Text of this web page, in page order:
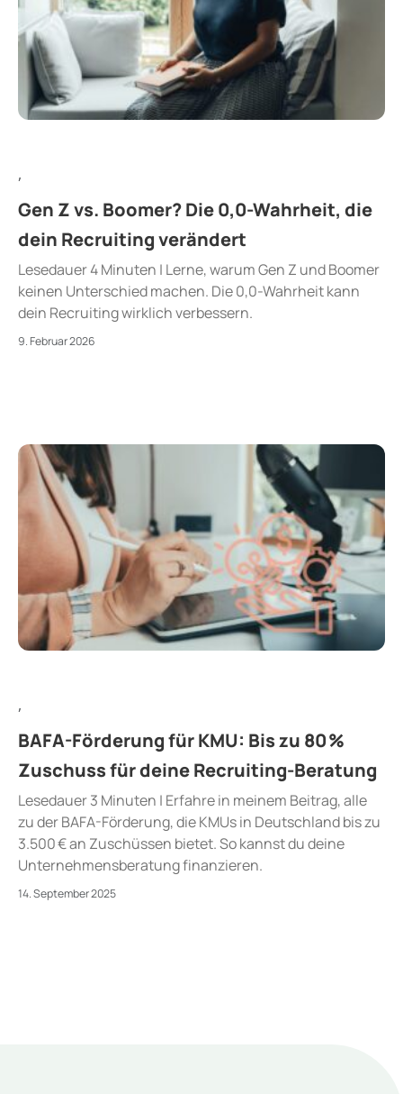
,
Gen Z vs. Boomer? Die 0,0-Wahrheit, die
dein Recruiting verändert
Lesedauer 4 Minuten | Lerne, warum Gen Z und Boomer
keinen Unterschied machen. Die 0,0-Wahrheit kann
dein Recruiting wirklich verbessern.
9. Februar 2026
,
BAFA-Förderung für KMU: Bis zu 80 %
Zuschuss für deine Recruiting-Beratung
Lesedauer 3 Minuten | Erfahre in meinem Beitrag, alle
zu der BAFA-Förderung, die KMUs in Deutschland bis zu
3.500 € an Zuschüssen bietet. So kannst du deine
Unternehmensberatung finanzieren.
14. September 2025